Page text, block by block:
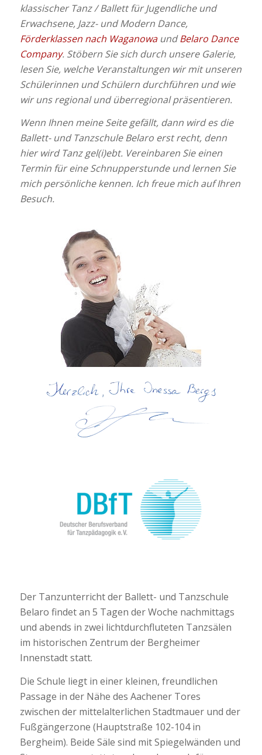
klassischer Tanz / Ballett für Jugendliche und
Erwachsene, Jazz- und Modern Dance,
Förderklassen nach WaganowaundBelaro Dance
Company. Stöbern Sie sich durch unsere Galerie,
lesen Sie, welche Veranstaltungen wir mit unseren
Schülerinnen und Schülern durchführen und wie
wir uns regional und überregional präsentieren.
Wenn Ihnen meine Seite gefällt, dann wird es die
Ballett- und Tanzschule Belaro erst recht, denn
hier wird Tanz gel(i)ebt. Vereinbaren Sie einen
Termin für eine Schnupperstunde und lernen Sie
mich persönliche kennen. Ich freue mich auf Ihren
Besuch.
Der Tanzunterricht der Ballett- und Tanzschule
Belaro findet an 5 Tagen der Woche nachmittags
und abends in zwei lichtdurchfluteten Tanzsälen
im historischen Zentrum der Bergheimer
Innenstadt statt.
Die Schule liegt in einer kleinen, freundlichen
Passage in der Nähe des Aachener Tores
zwischen der mittelalterlichen Stadtmauer und der
Fußgängerzone (Hauptstraße 102-104 in
Bergheim). Beide Säle sind mit Spiegelwänden und